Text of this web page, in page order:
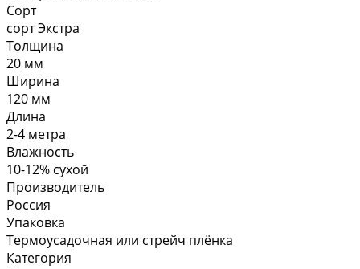
Сорт
сорт Экстра
Толщина
20 мм
Ширина
120 мм
Длина
2-4 метра
Влажность
10-12% сухой
Производитель
Россия
Упаковка
Термоусадочная или стрейч плёнка
Категория